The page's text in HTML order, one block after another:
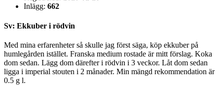
Inlägg: 662
Sv: Ekkuber i rödvin
Med mina erfarenheter så skulle jag först säga, köp ekkuber på
humlegården istället. Franska medium rostade är mitt förslag. Koka
dom sedan. Lägg dom därefter i rödvin i 3 veckor. Låt dom sedan
ligga i imperial stouten i 2 månader. Min mängd rekommendation är
0.5 g l.